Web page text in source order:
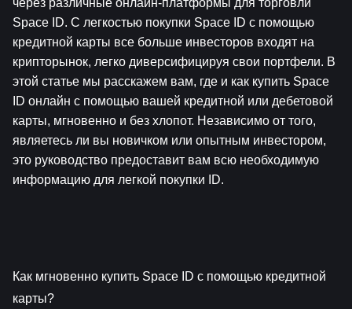
через различные онлайн-платформы для торговли
Space ID. С легкостью покупки Space ID с помощью
кредитной карты все больше инвесторов входят на
крипторынок, легко диверсифицируя свои портфели. В
этой статье мы расскажем вам, где и как купить Space
ID онлайн с помощью вашей кредитной или дебетовой
карты, мгновенно и без хлопот. Независимо от того,
являетесь ли вы новичком или опытным инвестором,
это руководство предоставит вам всю необходимую
информацию для легкой покупки ID.
Как мгновенно купить Space ID с помощью кредитной
карты?